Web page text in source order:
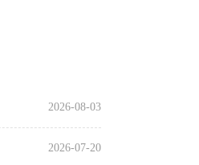
2026-08-03
2026-07-20